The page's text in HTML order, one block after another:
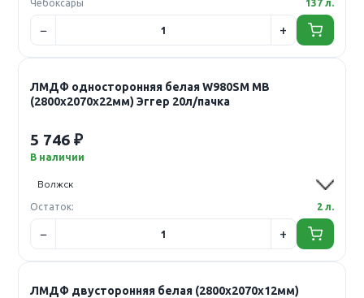
Чебоксары 137 л.
ЛМДФ односторонняя белая W980SM MB
(2800х2070х22мм) Эггер 20л/пачка
5 746 ₽
В наличии
Остаток: 2 л.
ЛМДФ двусторонняя белая (2800х2070х12мм)